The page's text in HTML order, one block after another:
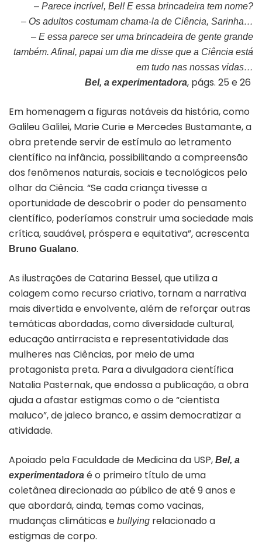
– Parece incrível, Bel! E essa brincadeira tem nome?
– Os adultos costumam chama-la de Ciência, Sarinha…
– E essa parece ser uma brincadeira de gente grande
também. Afinal, papai um dia me disse que a Ciência está
em tudo nas nossas vidas…
Bel, a experimentadora, págs. 25 e 26
Em homenagem a figuras notáveis da história, como
Galileu Galilei, Marie Curie e Mercedes Bustamante, a
obra pretende servir de estímulo ao letramento
científico na infância, possibilitando a compreensão
dos fenômenos naturais, sociais e tecnológicos pelo
olhar da Ciência. “Se cada criança tivesse a
oportunidade de descobrir o poder do pensamento
científico, poderíamos construir uma sociedade mais
crítica, saudável, próspera e equitativa”, acrescenta
Bruno Gualano.
As ilustrações de Catarina Bessel, que utiliza a
colagem como recurso criativo, tornam a narrativa
mais divertida e envolvente, além de reforçar outras
temáticas abordadas, como diversidade cultural,
educação antirracista e representatividade das
mulheres nas Ciências, por meio de uma
protagonista preta. Para a divulgadora científica
Natalia Pasternak, que endossa a publicação, a obra
ajuda a afastar estigmas como o de “cientista
maluco”, de jaleco branco, e assim democratizar a
atividade.
Apoiado pela Faculdade de Medicina da USP, Bel, a
experimentadora é o primeiro título de uma
coletânea direcionada ao público de até 9 anos e
que abordará, ainda, temas como vacinas,
mudanças climáticas e bullying relacionado a
estigmas de corpo.